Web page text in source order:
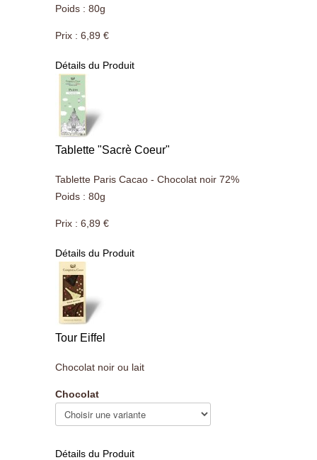
Poids : 80g
Prix : 6,89 €
Détails du Produit
Tablette "Sacrè Coeur"
Tablette Paris Cacao - Chocolat noir 72%
Poids : 80g
Prix : 6,89 €
Détails du Produit
Tour Eiffel
Chocolat noir ou lait
Chocolat
Détails du Produit